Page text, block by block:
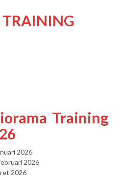
Training
2026
2026
2026